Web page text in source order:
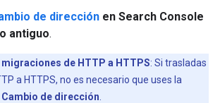
de dirección en Search Console
antiguo.
migraciones de HTTP a HTTPS: Si trasladas
a HTTPS, no es necesario que uses la
Cambio de dirección